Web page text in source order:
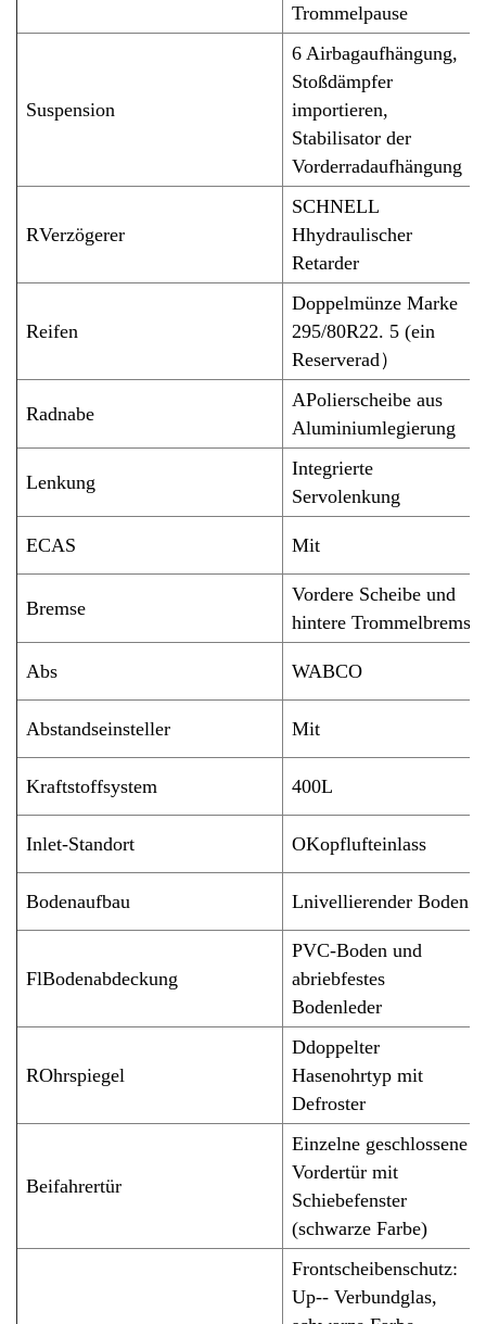
Trommelpause
Suspension
6 Airbagaufhängung,
Stoßdämpfer
importieren,
Stabilisator der
Vorderradaufhängung
RVerzögerer
SCHNELL
Hhydraulischer
Retarder
Reifen
Doppelmünze Marke
295/80R22. 5 (ein
Reserverad）
Radnabe
APolierscheibe aus
Aluminiumlegierung
Lenkung
Integrierte
Servolenkung
ECAS Mit
Bremse
Vordere Scheibe und
hintere Trommelbremse
Abs WABCO
Abstandseinsteller Mit
Kraftstoffsystem 400L
Inlet-Standort OKopflufteinlass
Bodenaufbau Lnivellierender Boden
FlBodenabdeckung
PVC-Boden und
abriebfestes
Bodenleder
ROhrspiegel
Ddoppelter
Hasenohrtyp mit
Defroster
Beifahrertür
Einzelne geschlossene
Vordertür mit
Schiebefenster
(schwarze Farbe)
Frontscheibenschutz:
Up-- Verbundglas,